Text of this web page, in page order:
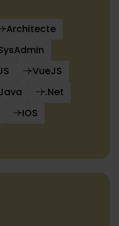
Architecte
VueJS
.Net
IOS